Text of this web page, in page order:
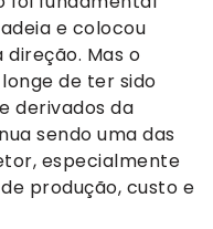
e colocou
Mas o
de ter sido
derivados da
sendo uma das
especialmente
produção, custo e